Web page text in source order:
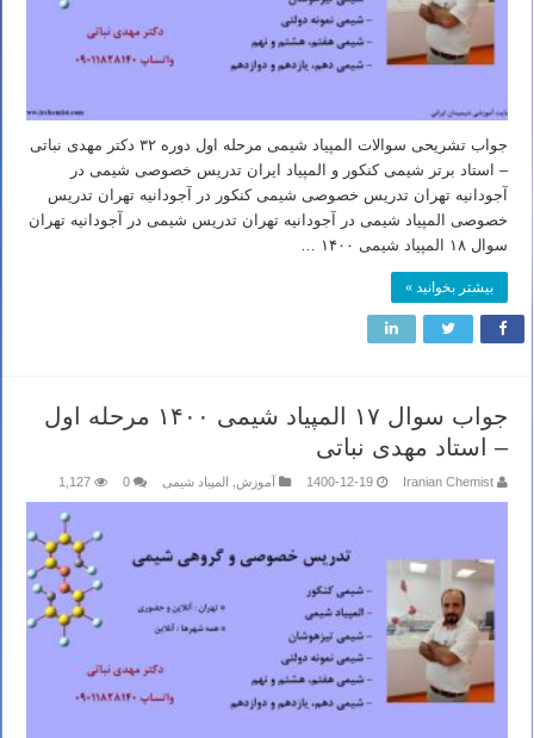
جواب تشریحی سوالات المپیاد شیمی مرحله اول دوره ۳۲ دکتر مهدی نباتی
– استاد برتر شیمی کنکور و المپیاد ایران تدریس خصوصی شیمی در
آجودانیه تهران تدریس خصوصی شیمی کنکور در آجودانیه تهران تدریس
خصوصی المپیاد شیمی در آجودانیه تهران تدریس شیمی در آجودانیه تهران
سوال ۱۸ المپیاد شیمی ۱۴۰۰ …
بیشتر بخوانید »
جواب سوال ۱۷ المپیاد شیمی ۱۴۰۰ مرحله اول
– استاد مهدی نباتی
Iranian Chemist
1400-12-19 آموزش المپیاد شیمی 0
1,127